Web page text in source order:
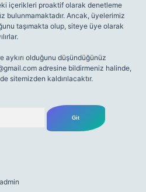
içerikleri proaktif olarak denetleme
bulunmamaktadır. Ancak, üyelerimiz
taşımakta olup, siteye üye olarak
olduğunu düşündüğünüz
adresine bildirmeniz halinde,
sitemizden kaldırılacaktır.
admin